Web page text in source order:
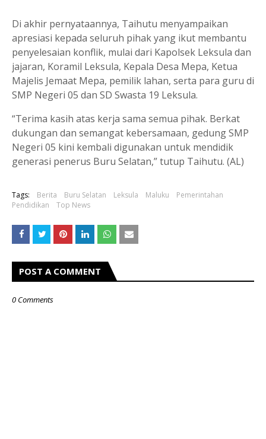
Di akhir pernyataannya, Taihutu menyampaikan
apresiasi kepada seluruh pihak yang ikut membantu
penyelesaian konflik, mulai dari Kapolsek Leksula dan
jajaran, Koramil Leksula, Kepala Desa Mepa, Ketua
Majelis Jemaat Mepa, pemilik lahan, serta para guru di
SMP Negeri 05 dan SD Swasta 19 Leksula.
“Terima kasih atas kerja sama semua pihak. Berkat
dukungan dan semangat kebersamaan, gedung SMP
Negeri 05 kini kembali digunakan untuk mendidik
generasi penerus Buru Selatan,” tutup Taihutu. (AL)
Tags: Berita Buru Selatan Leksula Maluku
Pemerintahan
Pendidikan
Top News
POST A COMMENT
0 Comments